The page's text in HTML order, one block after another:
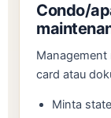
Condo/
Management
card atau
Minta